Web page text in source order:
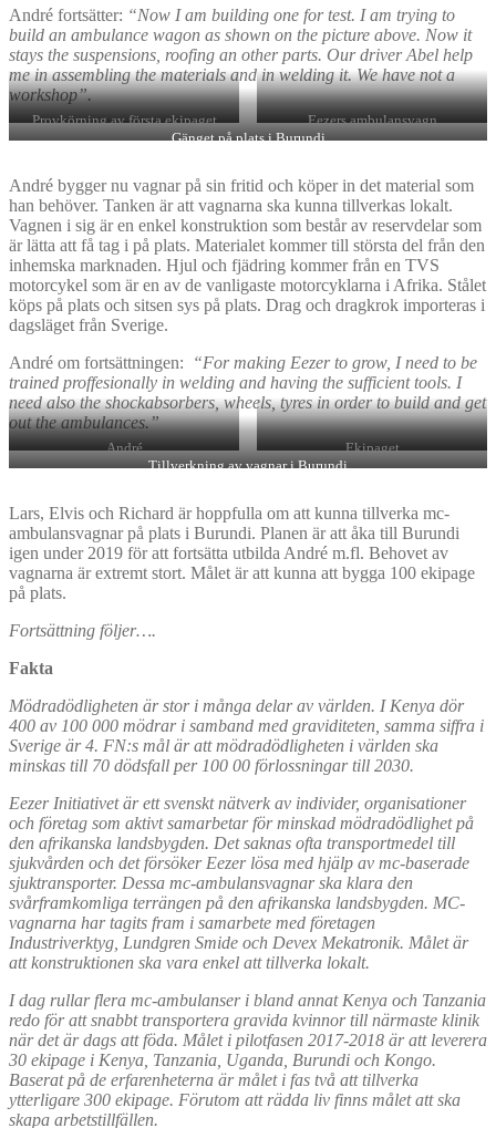
André fortsätter: “Now I am building one for test. I am trying to
build an ambulance wagon as shown on the picture above. Now it
stays the suspensions, roofing an other parts. Our driver Abel help
me in assembling the materials and in welding it. We have not a
workshop”.
Provkörning av första ekipaget
Eezers ambulansvagn
Gänget på plats i Burundi
André bygger nu vagnar på sin fritid och köper in det material som
han behöver. Tanken är att vagnarna ska kunna tillverkas lokalt.
Vagnen i sig är en enkel konstruktion som består av reservdelar som
är lätta att få tag i på plats. Materialet kommer till största del från den
inhemska marknaden. Hjul och fjädring kommer från en TVS
motorcykel som är en av de vanligaste motorcyklarna i Afrika. Stålet
köps på plats och sitsen sys på plats. Drag och dragkrok importeras i
dagsläget från Sverige.
André om fortsättningen:
“For making Eezer to grow, I need to be
trained proffesionally in welding and having the sufficient tools. I
need also the shockabsorbers, wheels, tyres in order to build and get
out the ambulances.”
André
Ekipaget
Tillverkning av vagnar i Burundi
Lars, Elvis och Richard är hoppfulla om att kunna tillverka mc-
ambulansvagnar på plats i Burundi. Planen är att åka till Burundi
igen under 2019 för att fortsätta utbilda André m.fl. Behovet av
vagnarna är extremt stort. Målet är att kunna att bygga 100 ekipage
på plats.
Fortsättning följer….
Fakta
Mödradödligheten är stor i många delar av världen. I Kenya dör
400 av 100 000 mödrar i samband med graviditeten, samma siffra i
Sverige är 4. FN:s mål är att mödradödligheten i världen ska
minskas till 70 dödsfall per 100 00 förlossningar till 2030.
Eezer Initiativet är ett svenskt nätverk av individer, organisationer
och företag som aktivt samarbetar för minskad mödradödlighet på
den afrikanska landsbygden. Det saknas ofta transportmedel till
sjukvården och det försöker Eezer lösa med hjälp av mc-baserade
sjuktransporter. Dessa mc-ambulansvagnar ska klara den
svårframkomliga terrängen på den afrikanska landsbygden. MC-
vagnarna har tagits fram i samarbete med företagen
Industriverktyg, Lundgren Smide och Devex Mekatronik. Målet är
att konstruktionen ska vara enkel att tillverka lokalt.
I dag rullar flera mc-ambulanser i bland annat Kenya och Tanzania
redo för att snabbt transportera gravida kvinnor till närmaste klinik
när det är dags att föda. Målet i pilotfasen 2017-2018 är att leverera
30 ekipage i Kenya, Tanzania, Uganda, Burundi och Kongo.
Baserat på de erfarenheterna är målet i fas två att tillverka
ytterligare 300 ekipage. Förutom att rädda liv finns målet att ska
skapa arbetstillfällen.